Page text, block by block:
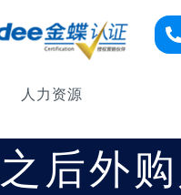
人力资源
后外